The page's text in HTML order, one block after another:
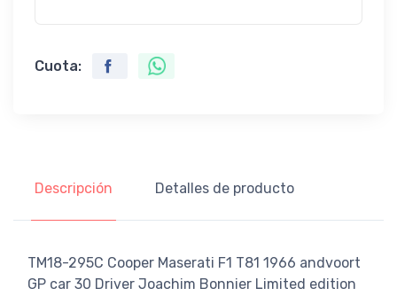
Cuota:
Descripción Detalles de producto
TM18-295C Cooper Maserati F1 T81 1966 andvoort
GP car 30 Driver Joachim Bonnier Limited edition